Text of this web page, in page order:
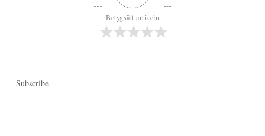
Betygsätt artikeln
Subscribe